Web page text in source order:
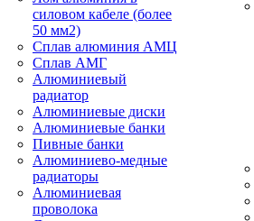
силовом кабеле (более
50 мм2)
Сплав алюминия АМЦ
Сплав АМГ
Алюминиевый
радиатор
Алюминиевые диски
Алюминиевые банки
Пивные банки
Алюминиево-медные
радиаторы
Алюминиевая
проволока